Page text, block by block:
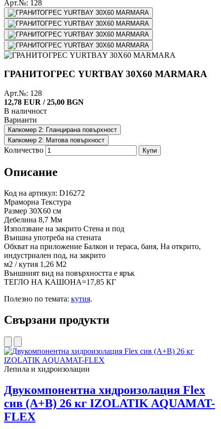
Арт.№: 128
ГРАНИТОГРЕС YURTBAY 30X60 MARMARA
Арт.№: 128
12,78 EUR / 25,00 BGN
В наличност
Варианти
Капкомер 2: Гланцирана повърхност
Капкомер 2: Матова повърхност
Количество Купи
Описание
Код на артикул: D16272
Мраморна Текстура
Размер 30X60 см
Дебелина 8,7 Мм
Използване на закрито Стена и под
Външна употреба на стената
Обхват на приложение Балкон и тераса, баня, На открито,
индустриален под, на закрито
м2 / кутия 1,26 М2
Външният вид на повърхността е ярък
ТЕГЛО НА КАШОНА=17,85 КГ
Полезно по темата: кутия.
Свързани продукти
Лепила и хидроизолации
Двукомпонентна хидроизолация Flex
сив (A+B) 26 кг IZOLATIK AQUAMAT-
FLEX